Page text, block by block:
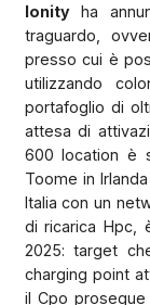
Ionityha
traguardo,
presso cui è
utilizzando
portafoglio di
attesa di
600 location è
Toome in
Italia con un
di ricarica Hpc,
2025: target
charging point
il Cpo prosegue